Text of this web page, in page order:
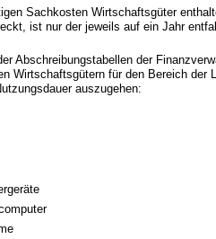
Sachkosten Wirtschaftsgüter
ist nur der jeweils auf ein Jahr
Abschreibungstabellen der
Wirtschaftsgütern für den Bereich der
auszugehen: